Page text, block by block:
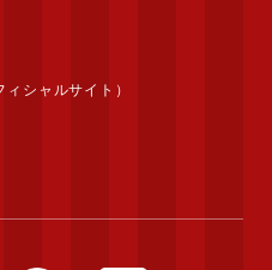
シャルサイト）